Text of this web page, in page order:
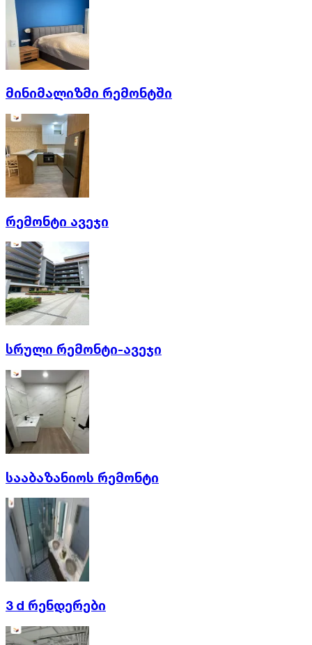
მინიმალიზმი რემონტში
რემონტი ავეჯი
სრული რემონტი-ავეჯი
სააბაზანიოს რემონტი
3 d რენდერები